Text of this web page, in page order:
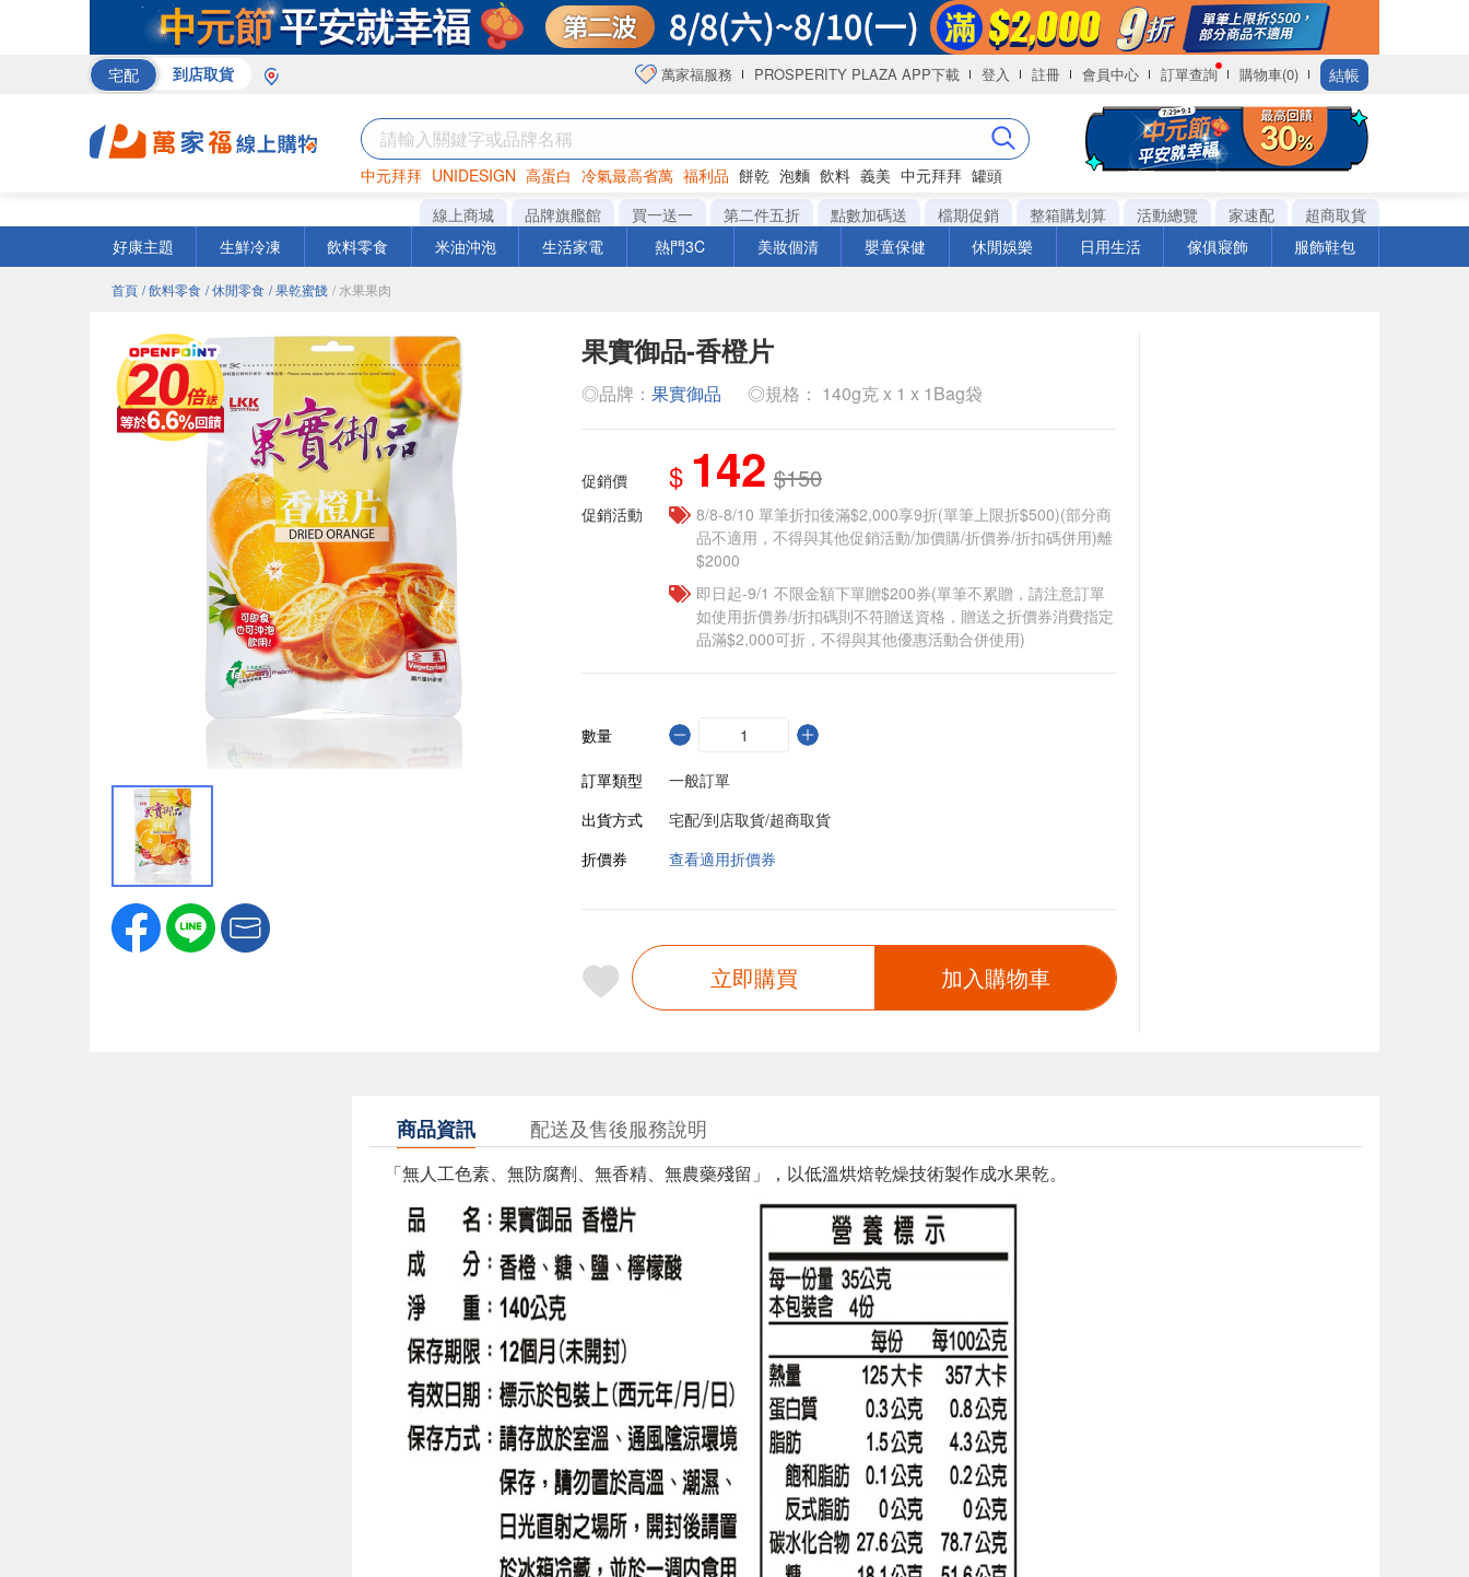
宅配 到店取貨 萬家福服務 PROSPERITY PLAZA APP下載 登入 註冊 會員中心 訂單查詢 購物車(0) 結帳
中元拜拜 UNIDESIGN 高蛋白 冷氣最高省萬 福利品 餅乾 泡麵 飲料 義美 中元拜拜 罐頭
巧克力 衛生紙 咖啡
線上商城 品牌旗艦館 買一送一 第二件五折 點數加碼送 檔期促銷 整箱購划算 活動總覽 家速配
超商取貨
好康主題
生鮮冷凍 飲料零食 米油沖泡 生活家電 熱門3C 美妝個清 嬰童保健 休閒娛樂 日用生活 傢俱寢飾 服飾鞋包
首頁 / 飲料零食 / 休閒零食 / 果乾蜜餞 / 水果果肉
果實御品-香橙片
◎品牌： 果實御品 ◎規格： 140g克 x 1 x 1Bag袋
促銷價 $ 142 $150
促銷活動
8/8-8/10 單筆折扣後滿$2,000享9折(單筆上限折$500)(部分商
品不適用，不得與其他促銷活動/加價購/折價券/折扣碼併用)離
$2000
即日起-9/1 不限金額下單贈$200券(單筆不累贈，請注意訂單
如使用折價券/折扣碼則不符贈送資格，贈送之折價券消費指定
品滿$2,000可折，不得與其他優惠活動合併使用)
數量
訂單類型
一般訂單
出貨方式
宅配/到店取貨/超商取貨
折價券
查看適用折價券
立即購買 加入購物車
商品資訊 配送及售後服務說明
「無人工色素、無防腐劑、無香精、無農藥殘留」，以低溫烘焙乾燥技術製作成水果乾。